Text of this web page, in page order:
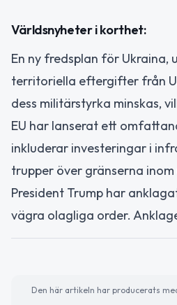
Världsnyheter i korthet:
En ny fredsplan för Ukraina,
territoriella eftergifter från
dess militärstyrka minskas,
EU har lanserat ett
inkluderar investeringar i
trupper över gränserna
President Trump har
vägra olagliga order.
Den här artikeln har producerats